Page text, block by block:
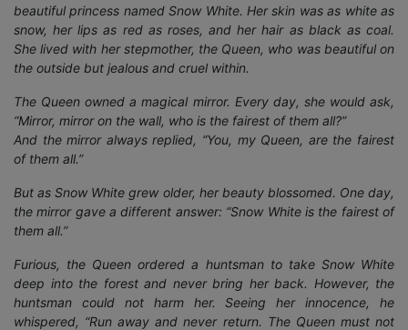
beautiful princess named Snow White. Her skin was as white as
snow, her lips as red as roses, and her hair as black as coal.
She lived with her stepmother, the Queen, who was beautiful on
the outside but jealous and cruel within.
The Queen owned a magical mirror. Every day, she would ask,
“Mirror, mirror on the wall, who is the fairest of them all?”
And the mirror always replied, “You, my Queen, are the fairest
of them all.”
But as Snow White grew older, her beauty blossomed. One day,
the mirror gave a different answer: “Snow White is the fairest of
them all.”
Furious, the Queen ordered a huntsman to take Snow White
deep into the forest and never bring her back. However, the
huntsman could not harm her. Seeing her innocence, he
whispered, “Run away and never return. The Queen must not